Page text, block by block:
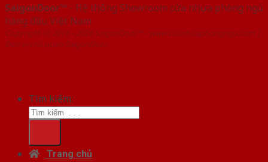
SaigonDoor™ - Hệ thống Showroom cửa nhựa phòng ngủ
hàng đầu Việt Nam
Copyright ⓒ 2016 – 2026 SaigonDoor™ - www.cuanhuaphongngu.com |
Đơn vị chủ quản SaigonDoor
Tìm kiếm:
Trang chủ